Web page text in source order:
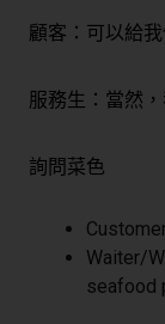
顧客：可以給
服務生：當然
詢問菜色
Waiter/
seafood